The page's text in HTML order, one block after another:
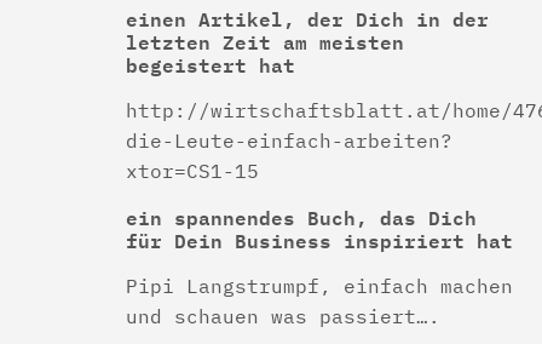
einen Artikel, der Dich in der
letzten Zeit am meisten
begeistert hat
http://wirtschaftsblatt.at/home/
die-Leute-einfach-arbeiten?
xtor=CS1-15
ein spannendes Buch, das Dich
für Dein Business inspiriert hat
Pipi Langstrumpf, einfach machen
und schauen was passiert….